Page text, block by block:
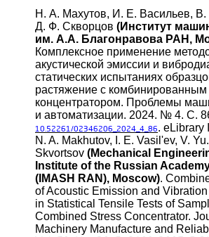
Н. А. Махутов, И. Е. Васильев,
Д. Ф. Скворцов (Институт
им. А.А. Благонравова РАН,
Комплексное применение
акустической эмиссии и
статических испытаниях
растяжение с комбинированным
концентратором. Проблемы
и автоматизации. 2024. № 4. С.
10.52261/02346206_2024_4_86. eLibrary
N. A. Makhutov, I. E. Vasil'ev, V.
Skvortsov (Mechanical
Institute of the Russian
(IMASH RAN), Moscow).
of Acoustic Emission and
in Statistical Tensile Tests of
Combined Stress Concentrator.
Machinery Manufacture and